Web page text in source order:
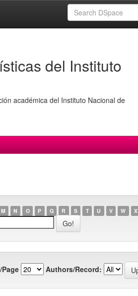
del Instituto
académica del Instituto Nacional de
M N O P Q R S T U V W X
Authors/Record: